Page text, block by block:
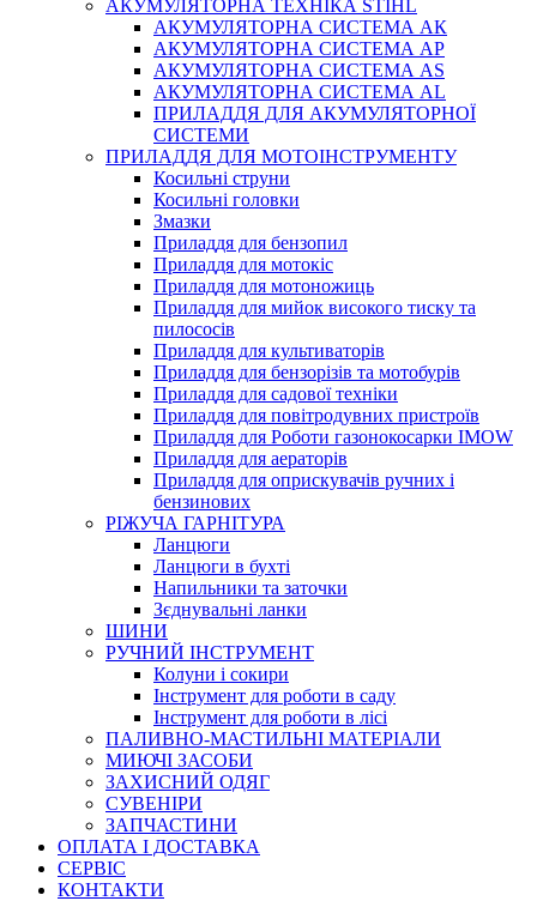
АКУМУЛЯТОРНА ТЕХНІКА STIHL
АКУМУЛЯТОРНА СИСТЕМА АК
АКУМУЛЯТОРНА СИСТЕМА АР
АКУМУЛЯТОРНА СИСТЕМА AS
АКУМУЛЯТОРНА СИСТЕМА AL
ПРИЛАДДЯ ДЛЯ АКУМУЛЯТОРНОЇ
СИСТЕМИ
ПРИЛАДДЯ ДЛЯ МОТОІНСТРУМЕНТУ
Косильні струни
Косильні головки
Змазки
Приладдя для бензопил
Приладдя для мотокіс
Приладдя для мотоножиць
Приладдя для мийок високого тиску та
пилососів
Приладдя для культиваторів
Приладдя для бензорізів та мотобурів
Приладдя для садової техніки
Приладдя для повітродувних пристроїв
Приладдя для Роботи газонокосарки IMOW
Приладдя для аераторів
Приладдя для оприскувачів ручних і
бензинових
РІЖУЧА ГАРНІТУРА
Ланцюги
Ланцюги в бухті
Напильники та заточки
Зєднувальні ланки
ШИНИ
РУЧНИЙ ІНСТРУМЕНТ
Колуни і сокири
Інструмент для роботи в саду
Інструмент для роботи в лісі
ПАЛИВНО-МАСТИЛЬНІ МАТЕРІАЛИ
МИЮЧІ ЗАСОБИ
ЗАХИСНИЙ ОДЯГ
СУВЕНІРИ
ЗАПЧАСТИНИ
ОПЛАТА І ДОСТАВКА
СЕРВІС
КОНТАКТИ